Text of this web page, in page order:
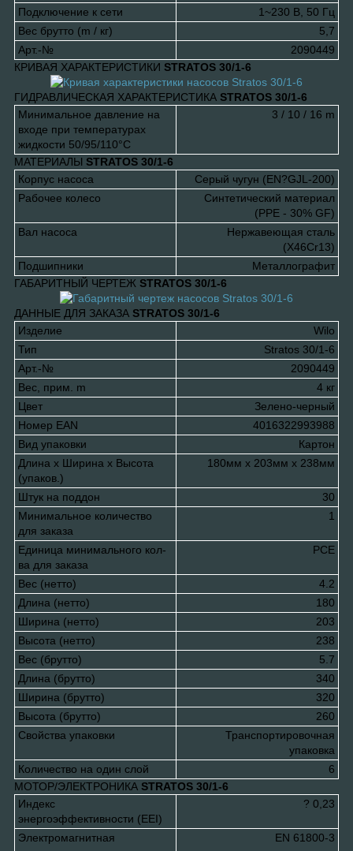
Подключение к сети
1~230 В, 50 Гц
Вес брутто (m / кг)
5,7
Арт.-№
2090449
КРИВАЯ ХАРАКТЕРИСТИКИ STRATOS 30/1-6
ГИДРАВЛИЧЕСКАЯ ХАРАКТЕРИСТИКА STRATOS 30/1-6
Минимальное давление на
входе при температурах
жидкости 50/95/110°C
3 / 10 / 16 m
МАТЕРИАЛЫ STRATOS 30/1-6
Корпус насоса
Серый чугун (EN?GJL-200)
Рабочее колесо
Синтетический материал
(PPE - 30% GF)
Вал насоса
Нержавеющая сталь
(X46Cr13)
Подшипники
Металлографит
ГАБАРИТНЫЙ ЧЕРТЕЖ STRATOS 30/1-6
ДАННЫЕ ДЛЯ ЗАКАЗА STRATOS 30/1-6
Изделие
Wilo
Тип
Stratos 30/1-6
Арт.-№
2090449
Вес, прим. m
4 кг
Цвет
Зелено-черный
Номер EAN
4016322993988
Вид упаковки
Картон
Длина x Ширина x Высота
(упаков.)
180мм x 203мм x 238мм
Штук на поддон
30
Минимальное количество
для заказа
1
Единица минимального кол-
ва для заказа
PCE
Вес (нетто)
4.2
Длина (нетто)
180
Ширина (нетто)
203
Высота (нетто)
238
Вес (брутто)
5.7
Длина (брутто)
340
Ширина (брутто)
320
Высота (брутто)
260
Свойства упаковки
Транспортировочная
упаковка
Количество на один слой
6
МОТОР/ЭЛЕКТРОНИКА STRATOS 30/1-6
Индекс
энергоэффективности (EEI)
? 0,23
Электромагнитная
EN 61800-3